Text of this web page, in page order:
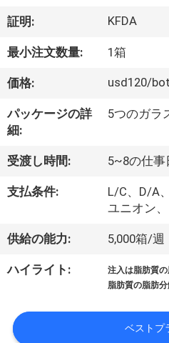
わ
た
し
ち
に
つ
て
場
証明: KFDA
最小注文数量: 1箱
価格: usd120/
パッケージの詳
細:
5つのガラ
受渡し時間: 5~8の仕事
支払条件:
L/C、D/A
ユニオン、
供給の能力: 5,000箱/週
ハイライト: 注入は脂肪質
脂肪質の脂肪
ベストプ